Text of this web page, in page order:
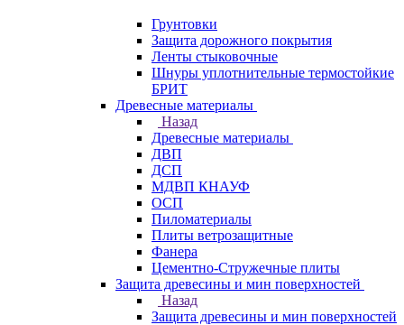
Грунтовки
Защита дорожного покрытия
Ленты стыковочные
Шнуры уплотнительные термостойкие
БРИТ
Древесные материалы
Назад
Древесные материалы
ДВП
ДСП
МДВП КНАУФ
ОСП
Пиломатериалы
Плиты ветрозащитные
Фанера
Цементно-Стружечные плиты
Защита древесины и мин поверхностей
Назад
Защита древесины и мин поверхностей